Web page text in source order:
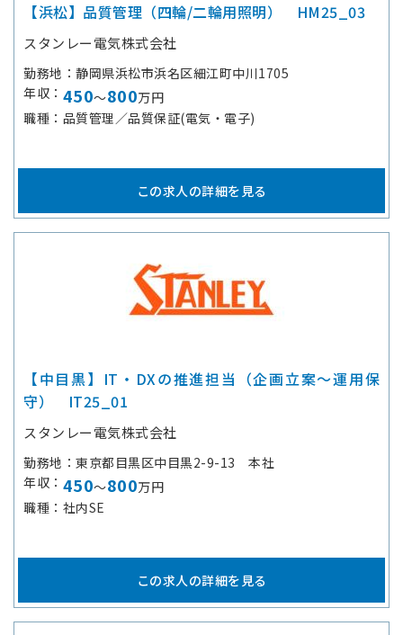
【浜松】品質管理（四輪/二輪用照明） HM25_03
スタンレー電気株式会社
勤務地
静岡県浜松市浜名区細江町中川1705
年収
450～800万円
職種
品質管理／品質保証(電気・電子)
この求人の詳細を見る
【中目黒】IT・DXの推進担当（企画立案～運用保
守） IT25_01
スタンレー電気株式会社
勤務地
東京都目黒区中目黒2-9-13 本社
年収
450～800万円
職種
社内SE
この求人の詳細を見る